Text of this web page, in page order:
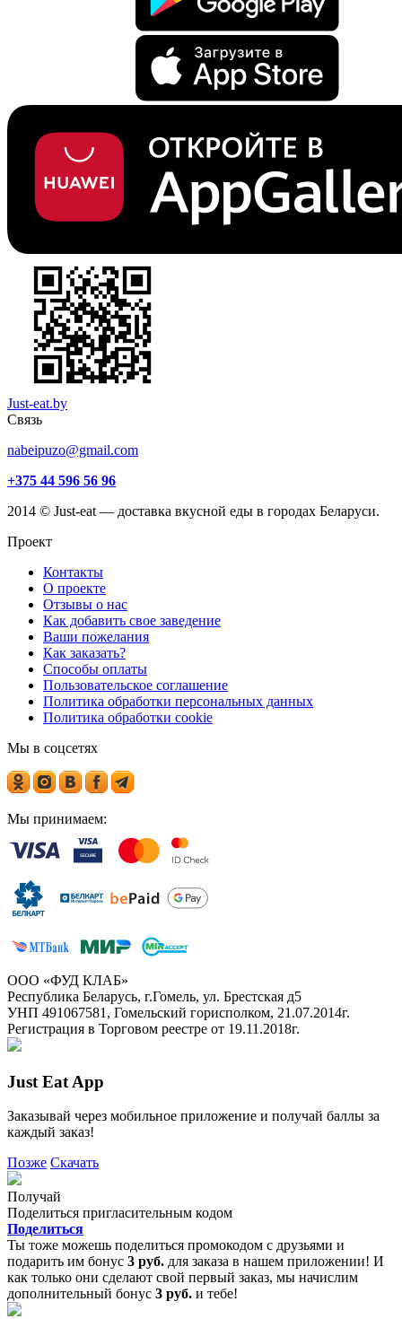
Just-eat.by
Связь
nabeipuzo@gmail.com
+375 44 596 56 96
2014 © Just-eat — доставка вкусной еды в городах Беларуси.
Проект
Контакты
О проекте
Отзывы о нас
Как добавить свое заведение
Ваши пожелания
Как заказать?
Способы оплаты
Пользовательское соглашение
Политика обработки персональных данных
Политика обработки cookie
Мы в соцсетях
Мы принимаем:
ООО «ФУД КЛАБ»
Республика Беларусь, г.Гомель, ул. Брестская д5
УНП 491067581, Гомельский горисполком, 21.07.2014г.
Регистрация в Торговом реестре от 19.11.2018г.
Just Eat App
Заказывай через мобильное приложение и получай баллы за
каждый заказ!
Позже Скачать
Получай
Поделиться пригласительным кодом
Поделиться
Ты тоже можешь поделиться промокодом с друзьями и
подарить им бонус 3 руб. для заказа в нашем приложении! И
как только они сделают свой первый заказ, мы начислим
дополнительный бонус 3 руб. и тебе!